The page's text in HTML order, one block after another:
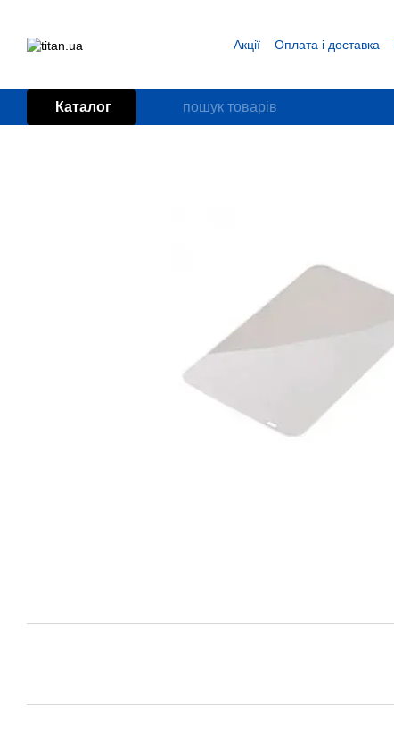
Акції Оплата і доставка
Каталог